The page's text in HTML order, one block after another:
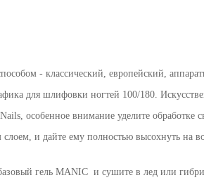
- классический, европейский,
для шлифовки ногтей 100/180.
особенное внимание уделите обработке
и дайте ему полностью высохнуть на
гель MANIC и сушите в лед или